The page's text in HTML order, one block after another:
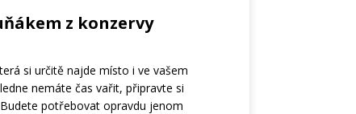
z konzervy
si určitě najde místo i ve vašem
nemáte čas vařit, připravte si
potřebovat opravdu jenom